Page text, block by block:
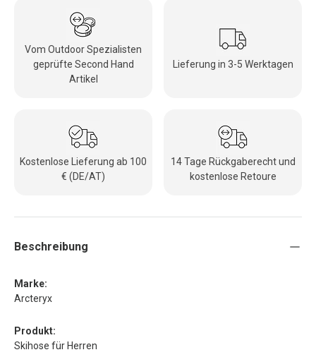
Vom Outdoor Spezialisten
geprüfte Second Hand
Artikel
Lieferung in 3-5 Werktagen
Kostenlose Lieferung ab 100
€ (DE/AT)
14 Tage Rückgaberecht und
kostenlose Retoure
Beschreibung
Marke:
Arcteryx
Produkt:
Skihose für Herren